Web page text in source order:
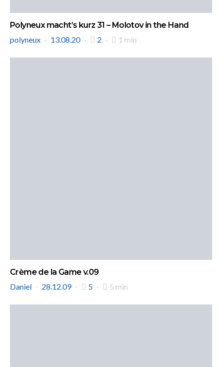
Polyneux macht’s kurz 31 – Molotov in the Hand
polyneux
13.08.20 2 1 min
Crème de la Game v.09
Daniel
28.12.09 5 5 min